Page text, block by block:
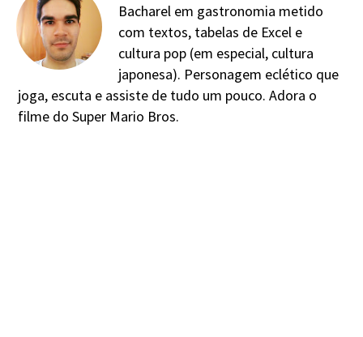
Bacharel em gastronomia metido
com textos, tabelas de Excel e
cultura pop (em especial, cultura
japonesa). Personagem eclético que
joga, escuta e assiste de tudo um pouco. Adora o
filme do Super Mario Bros.